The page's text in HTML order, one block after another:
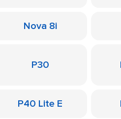
Nova 8i
P30
P40 Lite E